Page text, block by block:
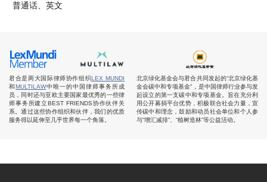
普通话、英文
君合是两大国际律师协作组织LEX MUNDI
和MULTILAW中唯一的中国律师事务所成
员，同时还与亚欧主要国家最优秀的一些律
师事务所建立BEST FRIENDS协作伙伴关
系。通过这些协作组织和伙伴，我们的优质
服务得以延伸至几乎世界每一个角落。
北京绿化基金会与君合共同发起的“北京绿化基
金会碳中和专项基金”，是中国律师行业参与发
起设立的第一支碳中和专项基金。旨在充分利
用公开募捐平台优势，积极联合社会力量，宣
传碳中和理念，鼓励和动员社会单位和个人参
与“增汇减排”、“植树造林”等公益活动。